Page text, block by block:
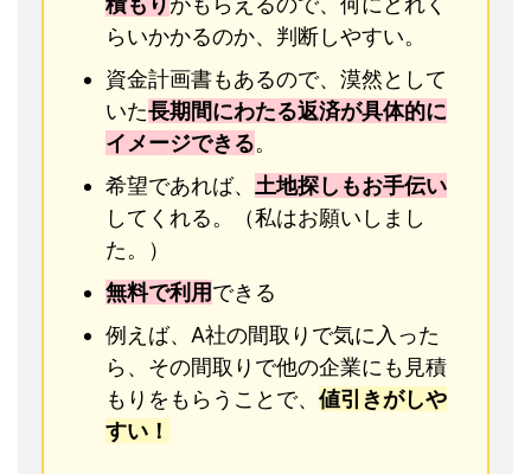
らいかかるのか、判断しやすい。
資金計画書もあるので、漠然として
いた長期間にわたる返済が具体的に
イメージできる。
希望であれば、 土地探しもお手伝い
してくれる。（私はお願いしまし
た。）
無料で利用できる
例えば、A社の間取りで気に入った
ら、その間取りで他の企業にも見積
もりをもらうことで、 値引きがしや
すい！